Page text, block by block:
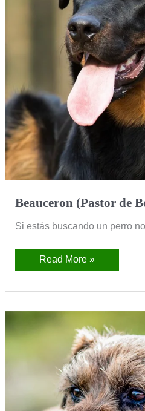
Beauceron (Pastor de
Si estás buscando un perro
Read More »
Terrier